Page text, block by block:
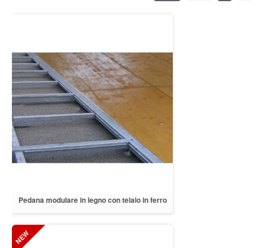
Pedana modulare in legno con telaio in ferro